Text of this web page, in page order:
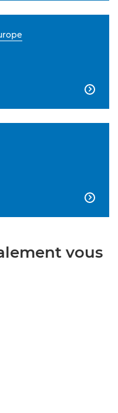


vous